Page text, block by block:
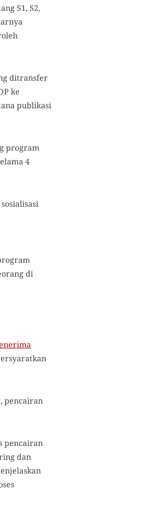
S1, S2,
ditransfer
ke
publikasi
program
4
di
pencairan
pencairan
dan